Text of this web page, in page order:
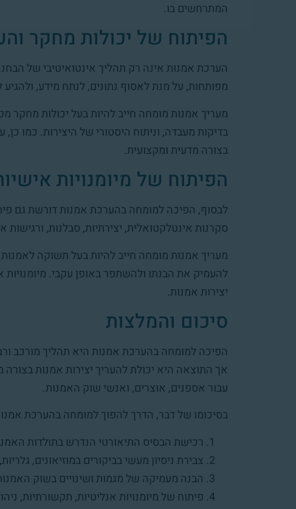
המתרחשים בו.
הפיתוח של יכולות מחקר
הערכת אמנות אינה רק תהליך אינטואיטיבי של
מפותחות, על מנת לאסוף נתונים, לנתח מידע,
מעריך אמנות מומחה חייב להיות בעל יכולות מחקר
בדיקות מעבדה, וניתוח היסטורי של היצירות. כמו כן,
בצורה מדעית ומקצועית.
הפיתוח של מיומנויות
לבסוף, הפיכה למומחה בהערכת אמנות דורשת גם
סקרנות אינטלקטואלית, יצירתיות, סבלנות, ורגישות
מעריך אמנות מומחה חייב להיות בעל תשוקה לאמנות
להעמיק את הבנתו ולהשתפר באופן עקבי.
יצירות אמנות.
סיכום והמלצות
הפיכה למומחה בהערכת אמנות היא תהליך מורכב
אך התוצאה היא יכולת להעריך יצירות אמנות
עבור אספנים, אוצרים, ואנשי שוק האמנות.
בסיכומו של דבר, הדרך להפוך למומחה בהערכת
רכישת הבסיס התיאורטי הנדרש בתולדות
צבירת ניסיון מעשי בביקורים במוזיאונים,
הבנה מעמיקה של מגמות ושינויים בשוק
פיתוח של מיומנויות אנליטיות, תקשורתיות,